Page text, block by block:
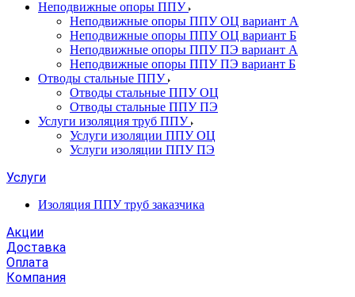
Неподвижные опоры ППУ
Неподвижные опоры ППУ ОЦ вариант А
Неподвижные опоры ППУ ОЦ вариант Б
Неподвижные опоры ППУ ПЭ вариант А
Неподвижные опоры ППУ ПЭ вариант Б
Отводы стальные ППУ
Отводы стальные ППУ ОЦ
Отводы стальные ППУ ПЭ
Услуги изоляция труб ППУ
Услуги изоляции ППУ ОЦ
Услуги изоляции ППУ ПЭ
Услуги
Изоляция ППУ труб заказчика
Акции
Доставка
Оплата
Компания